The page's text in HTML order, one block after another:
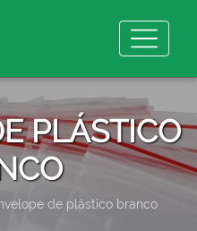
PLÁSTICO
de plástico branco